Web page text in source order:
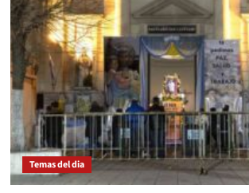
Temas del dia